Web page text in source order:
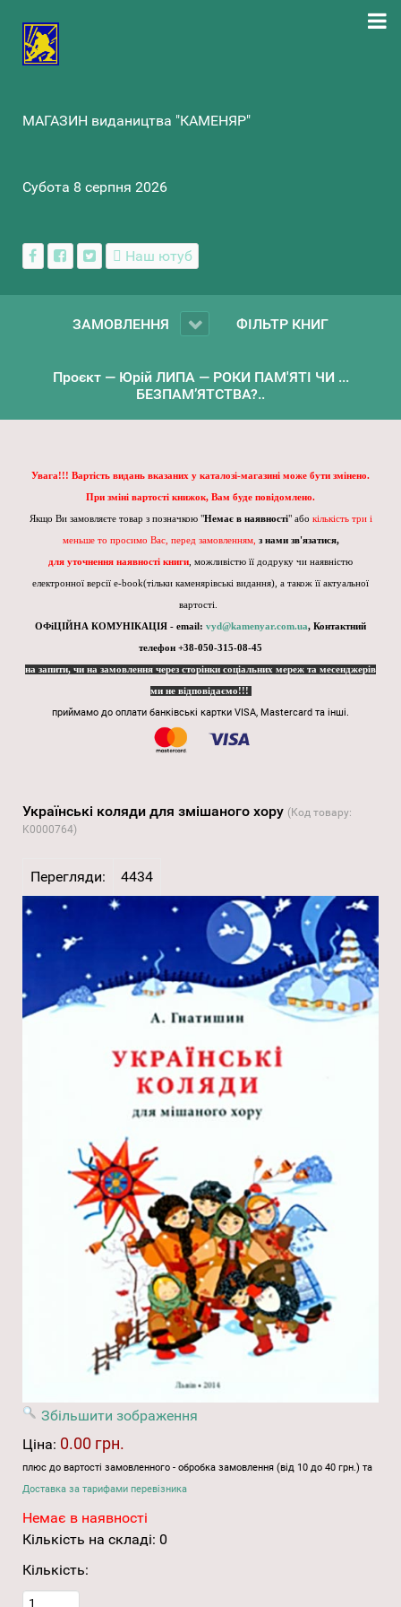
МАГАЗИН видаництва "КАМЕНЯР"
Субота 8 серпня 2026
Наш ютуб
ЗАМОВЛЕННЯ ФІЛЬТР КНИГ
Проєкт — Юрій ЛИПА — РОКИ ПАМ'ЯТІ ЧИ ...
БЕЗПАМ’ЯТСТВА?..
Увага!!! Вартість видань вказаних у каталозі-магазині може бути змінено.
При зміні вартості книжок, Вам буде повідомлено.
Якщо Ви замовляєте товар з позначкою "Немає в наявності" або кількість три і
меньше то просимо Вас, перед замовленням, з нами зв'язатися,
для уточнення наявності книги , можливістю її додруку чи наявністю
електронної версії e-book(тільки каменярівські видання), а також її актуальної
вартості.
ОФіЦІЙНА КОМУНІКАЦІЯ - email: vyd@kamenyar.com.ua, Контактний
телефон +38-050-315-08-45
на запити, чи на замовлення через сторінки соціальних мереж та месенджерів
ми не відповідаємо!!!
приймамо до оплати банківські картки VISA, Mastercard та інші.
Українські коляди для змішаного хору (Код товару:
K0000764)
Перегляди: 4434
Збільшити зображення
Ціна: 0.00 грн.
плюс до вартості замовленного - обробка замовлення (від 10 до 40 грн.) та
Доставка за тарифами перевізника
Немає в наявності
Кількість на складі: 0
Кількість: